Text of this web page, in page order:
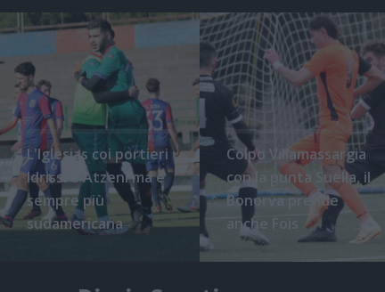
L'Iglesias coi portieri
Idrissi e Atzeni ma è
sempre più
sudamericana
Colpo Villamassargia
con la punta Suella, il
Bonorva prende
anche Fois